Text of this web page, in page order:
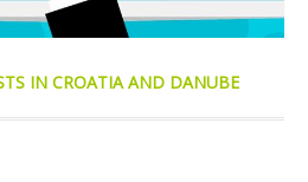
IN CROATIA AND DANUBE